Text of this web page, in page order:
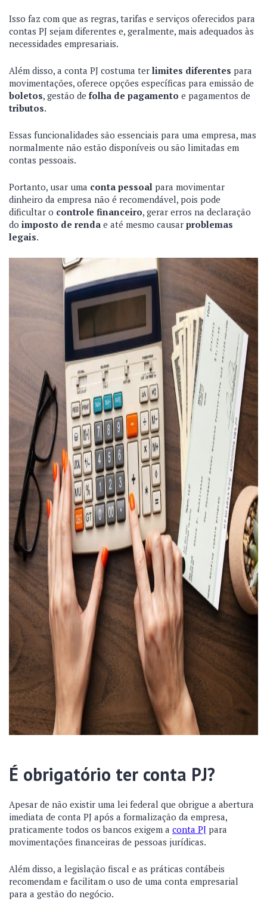
Isso faz com que as regras, tarifas e serviços oferecidos para
contas PJ sejam diferentes e, geralmente, mais adequados às
necessidades empresariais.
Além disso, a conta PJ costuma ter limites diferentes para
movimentações, oferece opções específicas para emissão de
boletos, gestão de folha de pagamento e pagamentos de
tributos.
Essas funcionalidades são essenciais para uma empresa, mas
normalmente não estão disponíveis ou são limitadas em
contas pessoais.
Portanto, usar uma conta pessoal para movimentar
dinheiro da empresa não é recomendável, pois pode
dificultar o controle financeiro, gerar erros na declaração
do imposto de renda e até mesmo causar problemas
legais.
É obrigatório ter conta PJ?
Apesar de não existir uma lei federal que obrigue a abertura
imediata de conta PJ após a formalização da empresa,
praticamente todos os bancos exigem a conta PJ para
movimentações financeiras de pessoas jurídicas.
Além disso, a legislação fiscal e as práticas contábeis
recomendam e facilitam o uso de uma conta empresarial
para a gestão do negócio.